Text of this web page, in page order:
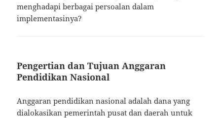
menghadapi berbagai persoalan dalam
implementasinya?
Pengertian dan Tujuan Anggaran
Pendidikan Nasional
Anggaran pendidikan nasional adalah dana yang
dialokasikan pemerintah pusat dan daerah untuk